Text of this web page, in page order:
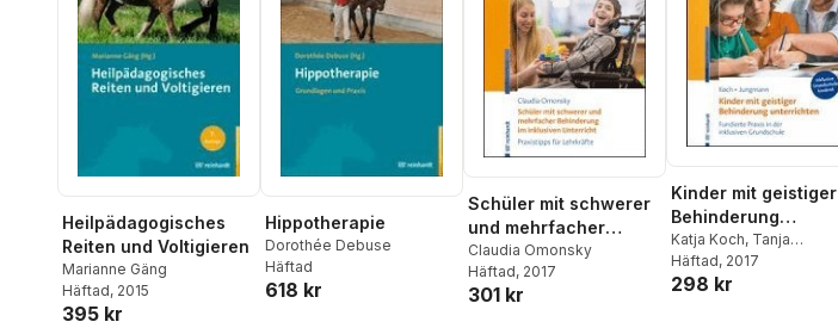
Heilpädagogisches
Reiten und Voltigieren
Marianne Gäng
Häftad, 2015
395 kr
Hippotherapie
Dorothée Debuse
Häftad
618 kr
Schüler mit schwerer
und mehrfacher
Behinderung im
inklusiven Unterricht
Claudia Omonsky
Häftad, 2017
301 kr
Kinder mit geistiger
Behinderung
unterrichten
Katja Koch, Tanja
Jungmann
Häftad, 2017
298 kr